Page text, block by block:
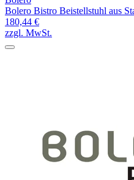
Bolero Bistro Beistellstuhl aus
180,44 €
zzgl. MwSt.